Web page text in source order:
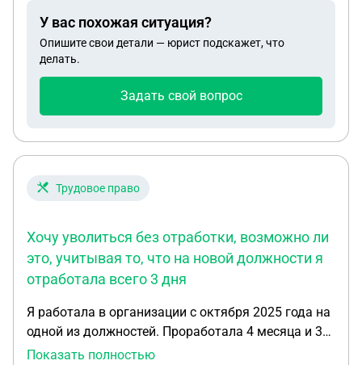
У вас похожая ситуация?
Опишите свои детали — юрист подскажет, что
делать.
Задать свой вопрос
Трудовое право
Хочу уволиться без отработки, возможно ли
это, учитывая то, что на новой должности я
отработала всего 3 дня
Я работала в организации с октября 2025 года на
одной из должностей. Проработала 4 месяца и 3
февраля 2026 года я перевелась на другую
Показать полностью